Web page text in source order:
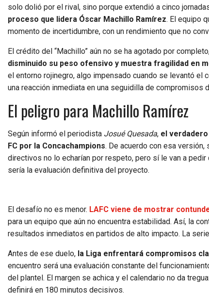
solo dolió por el rival, sino porque extendió a cinco
proceso que lidera Óscar Machillo Ramírez. El equipo
momento de incertidumbre, con un rendimiento que no
El crédito del “Machillo” aún no se ha agotado por
disminuido su peso ofensivo y muestra fragilidad en
el entorno rojinegro, algo impensado cuando se levantó el
una reacción inmediata en una seguidilla de compromisos
El peligro para Machillo Ramírez
Según informó el periodista Josué Quesada, el
FC por la Concachampions. De acuerdo con esa versión,
directivos no lo echarían por respeto, pero sí le van a
sería la evaluación definitiva del proyecto.
El desafío no es menor. LAFC viene de mostrar
para un equipo que aún no encuentra estabilidad. Así, la
resultados inmediatos en partidos de alto impacto. La
Antes de ese duelo, la Liga enfrentará compromisos
encuentro será una evaluación constante del
del plantel. El margen se achica y el calendario no da
definirá en 180 minutos decisivos.